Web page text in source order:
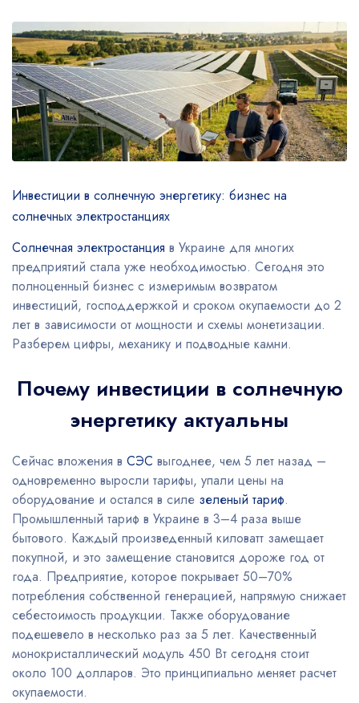
Инвестиции в солнечную энергетику: бизнес на
солнечных электростанциях
Солнечная электростанция в Украине для многих
предприятий стала уже необходимостью. Сегодня это
полноценный бизнес с измеримым возвратом
инвестиций, господдержкой и сроком окупаемости до 2
лет в зависимости от мощности и схемы монетизации.
Разберем цифры, механику и подводные камни.
Почему инвестиции в солнечную
энергетику актуальны
Сейчас вложения в СЭС выгоднее, чем 5 лет назад –
одновременно выросли тарифы, упали цены на
оборудование и остался в силе зеленый тариф.
Промышленный тариф в Украине в 3–4 раза выше
бытового. Каждый произведенный киловатт замещает
покупной, и это замещение становится дороже год от
года. Предприятие, которое покрывает 50–70%
потребления собственной генерацией, напрямую снижает
себестоимость продукции. Также оборудование
подешевело в несколько раз за 5 лет. Качественный
монокристаллический модуль 450 Вт сегодня стоит
около 100 долларов. Это принципиально меняет расчет
окупаемости.